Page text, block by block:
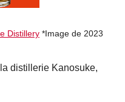
Distillery *Image de 2023
distillerie Kanosuke,